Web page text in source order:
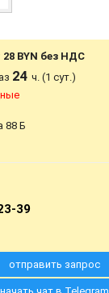
28 BYN без НДС
24ч. (1 сут.)
88 Б
39
отправить запрос
начать чат в Telegram